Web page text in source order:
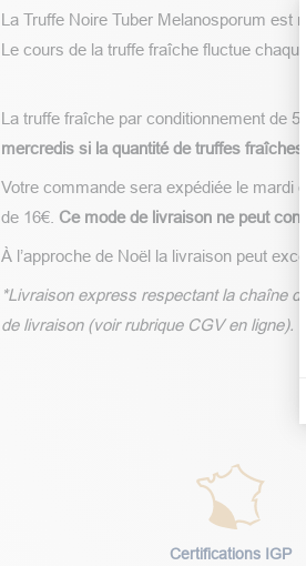
La Truffe Noire Tuber Melanosporum est
Le cours de la truffe fraîche fluctue
La truffe fraîche par conditionnement de
mercredis si la quantité de truffes
Votre commande sera expédiée le mardi
de 16€. Ce mode de livraison ne peut
À l’approche de Noël la livraison peut
*Livraison express respectant la chaîne
de livraison (voir rubrique CGV en ligne).
Certifications IGP